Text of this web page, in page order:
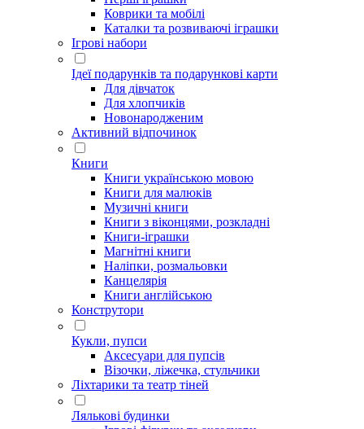
Коврики та мобілі
Каталки та розвиваючі іграшки
Ігрові набори
Ідеї ​​подарунків та подарункові карти
Для дівчаток
Для хлопчиків
Новонародженим
Активний відпочинок
Книги
Книги українською мовою
Книги для малюків
Музичні книги
Книги з віконцями, розкладні
Книги-іграшки
Магнітні книги
Наліпки, розмальовки
Канцелярія
Книги англійською
Конструтори
Кукли, пупси
Аксесуари для пупсів
Візочки, ліжечка, стульчики
Ліхтарики та театр тіней
Лялькові будинки